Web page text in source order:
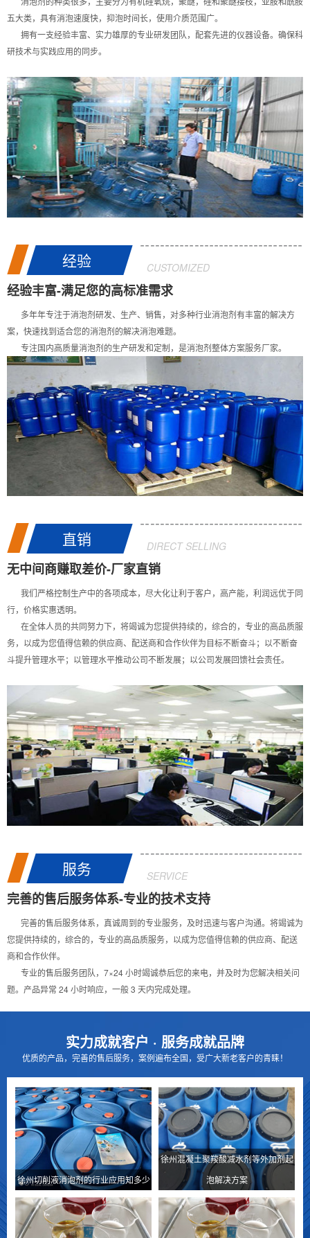
五大类，具有消泡速度快，抑泡时间长，使用介质范围广。
拥有一支经验丰富、实力雄厚的专业研发团队，配套先进的仪器设备。确保科
研技术与实践应用的同步。
经验 CUSTOMIZED
经验丰富-满足您的高标准需求
多年年专注于消泡剂研发、生产、销售，对多种行业消泡剂有丰富的解决方
案，快速找到适合您的消泡剂的解决消泡难题。
专注国内高质量消泡剂的生产研发和定制，是消泡剂整体方案服务厂家。
直销 DIRECT SELLING
无中间商赚取差价-厂家直销
我们严格控制生产中的各项成本，尽大化让利于客户，高产能，利润远优于同
行，价格实惠透明。
在全体人员的共同努力下，将竭诚为您提供持续的，综合的，专业的高品质服
务，以成为您值得信赖的供应商、配送商和合作伙伴为目标不断奋斗；以不断奋
斗提升管理水平；以管理水平推动公司不断发展；以公司发展回馈社会责任。
服务 SERVICE
完善的售后服务体系-专业的技术支持
完善的售后服务体系，真诚周到的专业服务，及时迅速与客户沟通。将竭诚为
您提供持续的，综合的，专业的高品质服务，以成为您值得信赖的供应商、配送
商和合作伙伴。
专业的售后服务团队，7×24 小时竭诚恭后您的来电，并及时为您解决相关问
题。产品异常 24 小时响应，一般 3 天内完成处理。
实力成就客户 · 服务成就品牌
优质的产品，完善的售后服务，案例遍布全国，受广大新老客户的青睐！
徐州切削液消泡剂的行业应用知多少
徐州混凝土聚羧酸减水剂等外加剂起
泡解决方案